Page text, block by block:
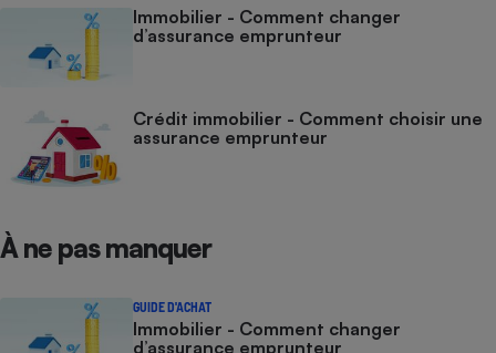
Immobilier - Comment changer
d’assurance emprunteur
Crédit immobilier - Comment choisir une
assurance emprunteur
À ne pas manquer
GUIDE D'ACHAT
Immobilier - Comment changer
d’assurance emprunteur